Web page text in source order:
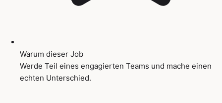
Warum dieser Job
Werde Teil eines engagierten Teams und mache einen
echten Unterschied.